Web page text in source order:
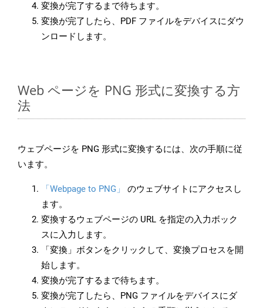
変換が完了するまで待ちます。
変換が完了したら、PDF ファイルをデバイスにダウ
ンロードします。
Web ページを PNG 形式に変換する方
法
ウェブページを PNG 形式に変換するには、次の手順に従
います。
「Webpage to PNG」
のウェブサイトにアクセスし
ます。
変換するウェブページの URL を指定の入力ボック
スに入力します。
「変換」ボタンをクリックして、変換プロセスを開
始します。
変換が完了するまで待ちます。
変換が完了したら、PNG ファイルをデバイスにダ